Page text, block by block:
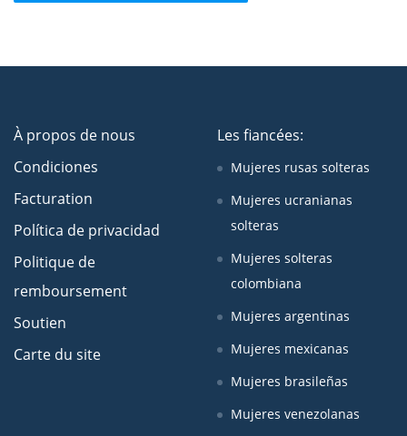
À propos de nous
Condiciones
Facturation
Política de privacidad
Politique de
remboursement
Soutien
Carte du site
Les fiancées:
Mujeres rusas solteras
Mujeres ucranianas
solteras
Mujeres solteras
colombiana
Mujeres argentinas
Mujeres mexicanas
Mujeres brasileñas
Mujeres venezolanas